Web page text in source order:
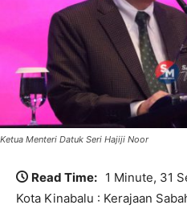
Ketua Menteri Datuk Seri Hajiji Noor
Read Time: 1 Minute, 31
Kota Kinabalu : Kerajaan